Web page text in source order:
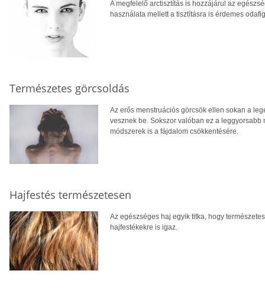
A megfelelő arctisztítás is hozzájárul az
használata mellett a tisztításra is érdemes
Természetes görcsoldás
Az erős menstruációs görcsök ellen sokan a
vesznek be. Sokszor valóban ez a
módszerek is a fájdalom csökkentésére.
Hajfestés természetesen
Az egészséges haj egyik titka, hogy
hajfestékekre is igaz.